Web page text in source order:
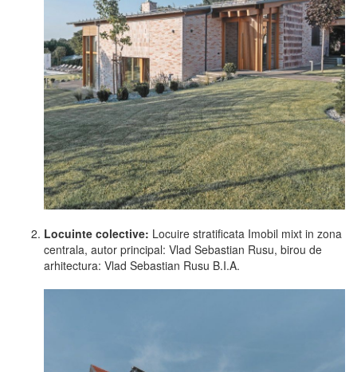
Locuinte colective: Locuire stratificata Imobil mixt in zona
centrala, autor principal: Vlad Sebastian Rusu, birou de
arhitectura: Vlad Sebastian Rusu B.I.A.